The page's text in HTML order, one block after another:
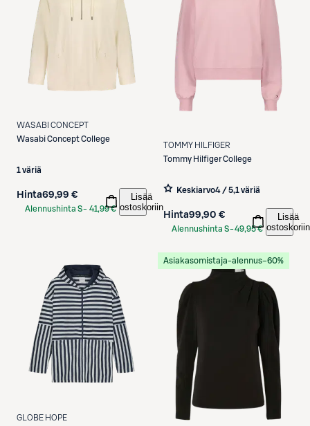
WASABI CONCEPT
Wasabi ConceptCollege
1 väriä
Hinta69,99 €
Alennushinta S- 41,99 €
Lisää
ostoskoriin
TOMMY HILFIGER
Tommy HilfigerCollege
Keskiarvo4 / 5,1 väriä
Hinta99,90 €
Alennushinta S-49,95 €
Lisää
ostoskoriin
GLOBE HOPE
Asiakasomistaja-alennus−60%